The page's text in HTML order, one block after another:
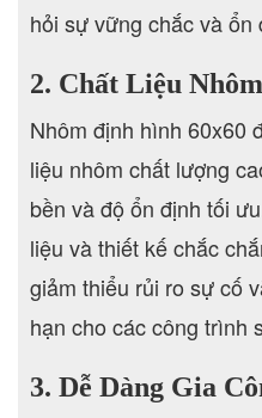
hỏi sự vững chắc và ổn
2. Chất Liệu
Nhôm định hình 60x60
liệu nhôm chất lượng
bền và độ ổn định tối
liệu và thiết kế chắc
giảm thiểu rủi ro sự cố
hạn cho các công trình
3. Dễ Dàng Gia